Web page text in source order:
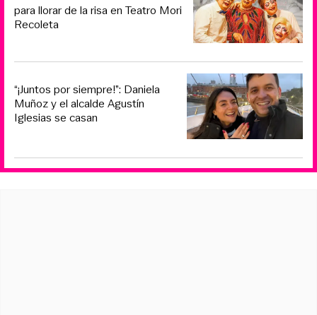
para llorar de la risa en Teatro Mori
Recoleta
“¡Juntos por siempre!”: Daniela
Muñoz y el alcalde Agustín
Iglesias se casan